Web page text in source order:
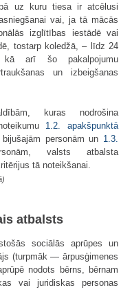
uz kuru tiesa ir atcēlusi
vai, ja tā mācās
izglītības iestādē vai
tostarp koledžā, – līdz 24
kā arī šo pakalpojumu
un izbeigšanas
kuras nodrošina
1.2. apakšpunktā
personām un 1.3.
valsts atbalsta
tā noteikšanai.
atbalsts
sociālās aprūpes un
(turpmāk — ārpusģimenes
nodots bērns, bērnam
vai juridiskas personas